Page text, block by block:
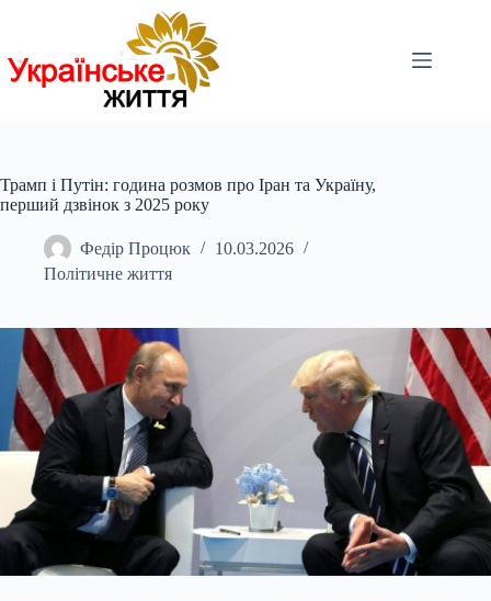
Трамп і Путін: година розмов про Іран та Україну,
перший дзвінок з 2025 року
Федір Процюк
10.03.2026
Політичне життя